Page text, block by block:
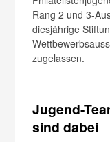
Rang 2 und 3-
diesjährige
zugelassen.
Jugend-
sind dabei